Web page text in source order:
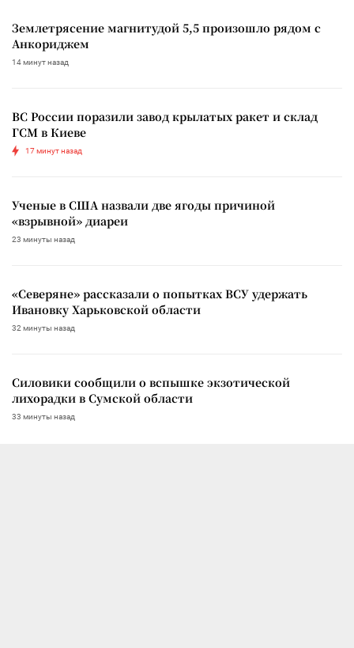
Землетрясение магнитудой 5,5 произошло рядом с
Анкориджем
14 минут назад
ВС России поразили завод крылатых ракет и склад
ГСМ в Киеве
17 минут назад
Ученые в США назвали две ягоды причиной
«взрывной» диареи
23 минуты назад
«Северяне» рассказали о попытках ВСУ удержать
Ивановку Харьковской области
32 минуты назад
Силовики сообщили о вспышке экзотической
лихорадки в Сумской области
33 минуты назад